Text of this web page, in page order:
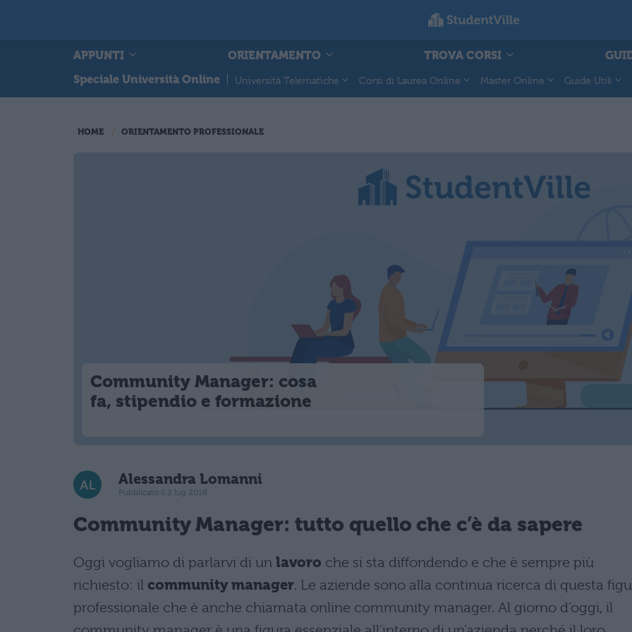
APPUNTI ORIENTAMENTO TROVA CORSI
Speciale Università Online
Università Telematiche Corsi di Laurea Online Master Online Guide Utili
HOME ORIENTAMENTO PROFESSIONALE
Community Manager: cosa
fa, stipendio e formazione
Alessandra Lomanni
Pubblicato il 2 lug 2018
Community Manager: tutto quello che c’è da sapere
Oggi vogliamo di parlarvi di un lavoro che si sta diffondendo e che è sempre più
richiesto: il community manager. Le aziende sono alla continua ricerca di questa
professionale che è anche chiamata online community manager. Al giorno d’oggi, il